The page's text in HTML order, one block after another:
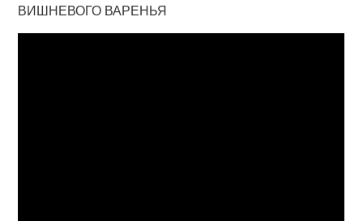
ВИШНЕВОГО ВАРЕНЬЯ